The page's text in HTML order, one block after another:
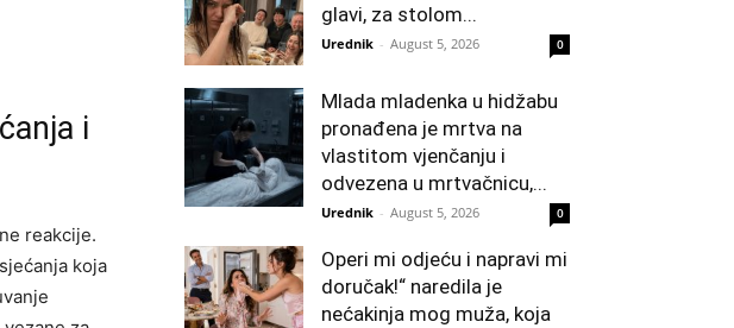
i
reakcije.
koja
glavi, za stolom...
Urednik - August 5, 2026 0
Mlada mladenka u hidžabu
pronađena je mrtva na
vlastitom vjenčanju i
odvezena u mrtvačnicu,...
Urednik - August 5, 2026 0
Operi mi odjeću i napravi mi
doručak!“ naredila je
nećakinja mog muža, koja